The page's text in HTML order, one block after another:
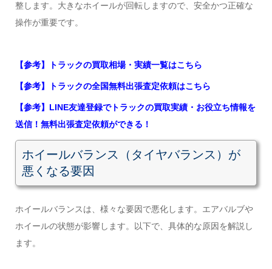
整します。大きなホイールが回転しますので、安全かつ正確な
操作が重要です。
【参考】トラックの買取相場・実績一覧はこちら
【参考】トラックの全国無料出張査定依頼はこちら
【参考】LINE友達登録でトラックの買取実績・お役立ち情報を
送信！無料出張査定依頼ができる！
ホイールバランス（タイヤバランス）が
悪くなる要因
ホイールバランスは、様々な要因で悪化します。エアバルブや
ホイールの状態が影響します。以下で、具体的な原因を解説し
ます。